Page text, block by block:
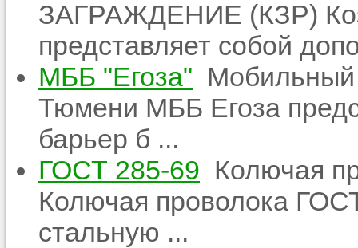
ЗАГРАЖДЕНИЕ (КЗР)
представляет собой
МББ "Егоза" Мобильный
Тюмени МББ Егоза
барьер б ...
ГОСТ 285-69 Колючая
Колючая проволока
стальную ...